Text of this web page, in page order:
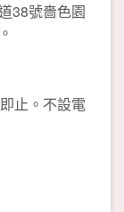
38號嗇色園
止。不設電